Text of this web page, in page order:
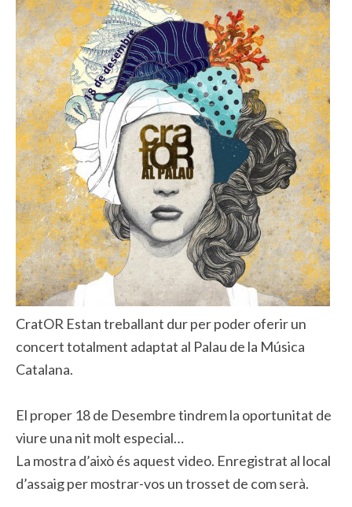
CratOR Estan treballant dur per poder oferir un
concert totalment adaptat al Palau de la Música
Catalana.
El proper 18 de Desembre tindrem la oportunitat de
viure una nit molt especial…
La mostra d’això és aquest video. Enregistrat al local
d’assaig per mostrar-vos un trosset de com serà.